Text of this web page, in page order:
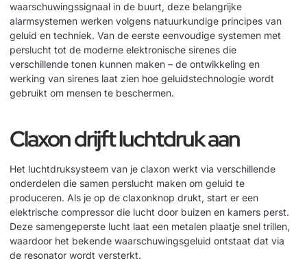
waarschuwingssignaal in de buurt, deze belangrijke
alarmsystemen werken volgens natuurkundige principes van
geluid en techniek. Van de eerste eenvoudige systemen met
perslucht tot de moderne elektronische sirenes die
verschillende tonen kunnen maken – de ontwikkeling en
werking van sirenes laat zien hoe geluidstechnologie wordt
gebruikt om mensen te beschermen.
Claxon drijft luchtdruk aan
Het luchtdruksysteem van je claxon werkt via verschillende
onderdelen die samen perslucht maken om geluid te
produceren. Als je op de claxonknop drukt, start er een
elektrische compressor die lucht door buizen en kamers perst.
Deze samengeperste lucht laat een metalen plaatje snel trillen,
waardoor het bekende waarschuwingsgeluid ontstaat dat via
de resonator wordt versterkt.